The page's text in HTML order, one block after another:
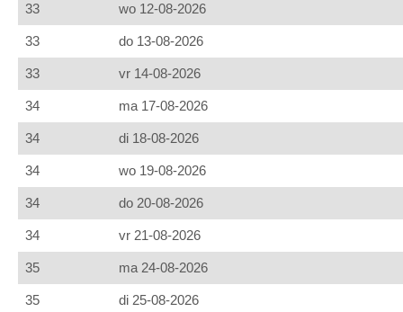
33 wo 12-08-2026
33 do 13-08-2026
33 vr 14-08-2026
34 ma 17-08-2026
34 di 18-08-2026
34 wo 19-08-2026
34 do 20-08-2026
34 vr 21-08-2026
35 ma 24-08-2026
35 di 25-08-2026